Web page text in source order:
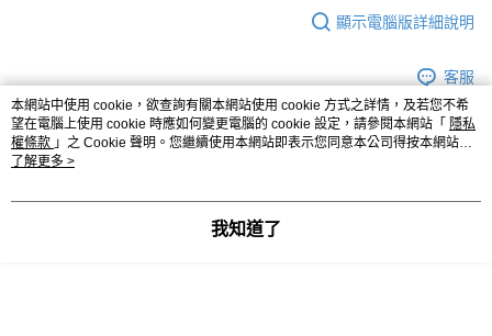
顯示電腦版詳細說明
客服
商品相關分類 (4)
本網站中使用 cookie，欲查詢有關本網站使用 cookie 方式之詳情，及若您不希
望在電腦上使用 cookie 時應如何變更電腦的 cookie 設定，請參閱本網站「 隱私
權條款 」之 Cookie 聲明。您繼續使用本網站即表示您同意本公司得按本網站使
用條款之 Cookie 聲明使用 cookie。
了解更多 >
我知道了